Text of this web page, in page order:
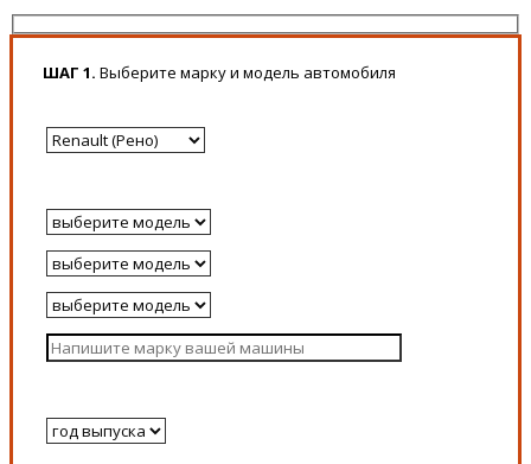
ШАГ 1. Выберите марку и модель автомобиля